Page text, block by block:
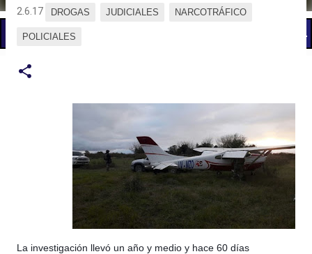
📢 LO ÚLTIMO
2.6.17 DROGAS JUDICIALES NARCOTRÁFICO
POLICIALES
La investigación llevó un año y medio y hace 60 días